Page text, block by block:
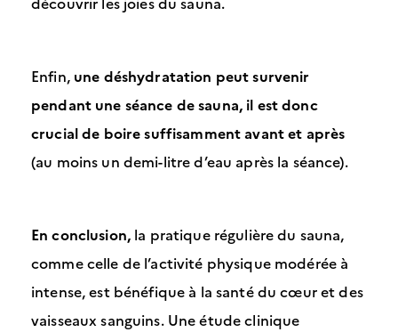
Enfin, une déshydratation peut survenir
pendant une séance de sauna, il est donc
crucial de boire suffisamment avant et après
(au moins un demi-litre d’eau après la séance).
En conclusion, la pratique régulière du sauna,
comme celle de l’activité physique modérée à
intense, est bénéfique à la santé du cœur et des
vaisseaux sanguins. Une étude clinique